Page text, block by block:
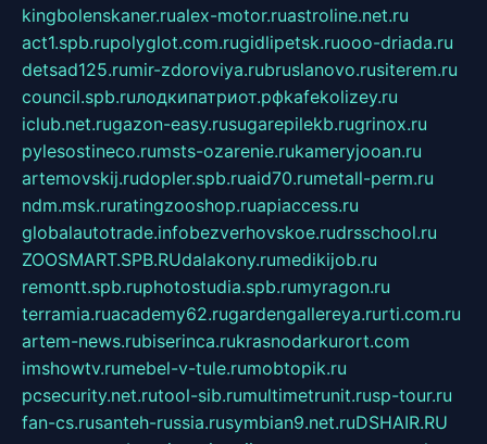
kingbolenskaner.rualex-motor.ruastroline.net.ru
act1.spb.rupolyglot.com.rugidlipetsk.ruooo-driada.ru
detsad125.rumir-zdoroviya.rubruslanovo.rusiterem.ru
council.spb.ruлодкипатриот.рфkafekolizey.ru
iclub.net.rugazon-easy.rusugarepilekb.rugrinox.ru
pylesostineco.rumsts-ozarenie.rukameryjooan.ru
artemovskij.rudopler.spb.ruaid70.rumetall-perm.ru
ndm.msk.ruratingzooshop.ruapiaccess.ru
globalautotrade.infobezverhovskoe.rudrsschool.ru
ZOOSMART.SPB.RUdalakony.rumedikijob.ru
remontt.spb.ruphotostudia.spb.rumyragon.ru
terramia.ruacademy62.rugardengallereya.rurti.com.ru
artem-news.rubiserinca.rukrasnodarkurort.com
imshowtv.rumebel-v-tule.rumobtopik.ru
pcsecurity.net.rutool-sib.rumultimetrunit.rusp-tour.ru
fan-cs.rusanteh-russia.rusymbian9.net.ruDSHAIR.RU